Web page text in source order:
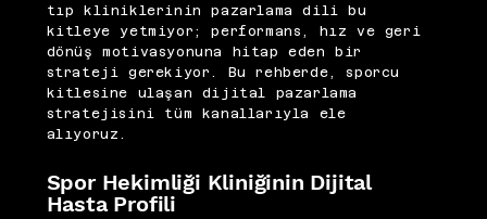
tıp kliniklerinin pazarlama dili bu
kitleye yetmiyor; performans, hız ve geri
dönüş motivasyonuna hitap eden bir
strateji gerekiyor. Bu rehberde, sporcu
kitlesine ulaşan dijital pazarlama
stratejisini tüm kanallarıyla ele
alıyoruz.
Spor Hekimliği Kliniğinin Dijital
Hasta Profili